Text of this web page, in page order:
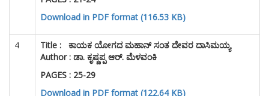
4 Title :ಕಾಯಕ ಯೋಗದ ಮಹಾನ್ ಸಂತ ದೇವರ ದಾಸಿಮಯ್ಯ
Author : ಡಾ. ಕೃಷ್ಣಪ್ಪ ಆರ್. ಮೆಳವಂಕಿ
PAGES : 25-29